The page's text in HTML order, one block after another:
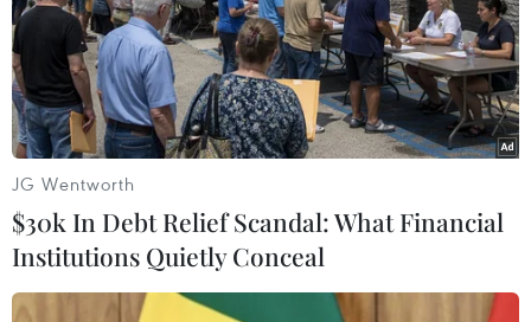
Vụ sập nhà ở Ấn Độ: Số người thiệt mạng
tăng lên con số 3
20/03/2019 03:45
Số người thiệt mạng và bị thương trong vụ sập công
trình đang xây dựng ở khu tổ hợp thương mại tại huyện
JG Wentworth
$30k In Debt Relief Scandal: What Financial
Institutions Quietly Conceal